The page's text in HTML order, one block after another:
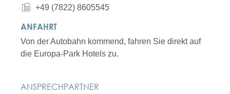
+49 (7822) 8605545
ANFAHRT
Von der Autobahn kommend, fahren Sie direkt auf
die Europa-Park Hotels zu.
ANSPRECHPARTNER